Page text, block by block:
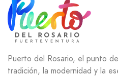
Puerto del Rosario, el punto
tradición, la modernidad y la